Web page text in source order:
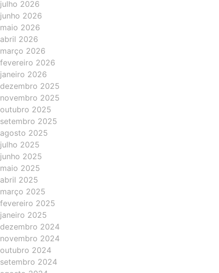
julho 2026
junho 2026
maio 2026
abril 2026
março 2026
fevereiro 2026
janeiro 2026
dezembro 2025
novembro 2025
outubro 2025
setembro 2025
agosto 2025
julho 2025
junho 2025
maio 2025
abril 2025
março 2025
fevereiro 2025
janeiro 2025
dezembro 2024
novembro 2024
outubro 2024
setembro 2024